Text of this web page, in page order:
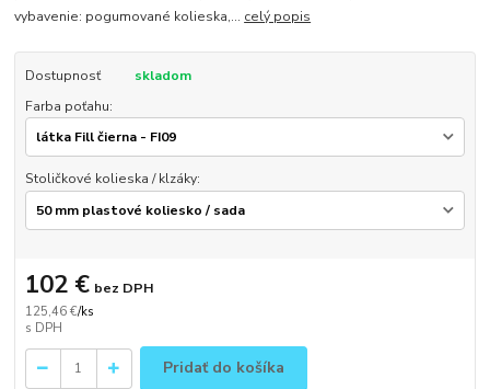
vybavenie: pogumované kolieska,... celý popis
Dostupnosť
skladom
Farba poťahu:
Stoličkové kolieska / klzáky:
125,46 €/ks
102 € bez DPH
Pridať do košíka